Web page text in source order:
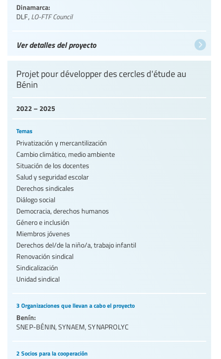
Dinamarca:
DLF, LO-FTF Council
Ver detalles del proyecto
2022 – 2025
Projet pour développer des cercles d'étude au
Bénin
Temas
Privatización y mercantilización
Cambio climático, medio ambiente
Situación de los docentes
Salud y seguridad escolar
Derechos sindicales
Diálogo social
Democracia, derechos humanos
Género e inclusión
Miembros jóvenes
Derechos del/de la niño/a, trabajo infantil
Renovación sindical
Sindicalización
Unidad sindical
3 Organizaciones que llevan a cabo el proyecto
Benín:
SNEP-BÉNIN, SYNAEM,SYNAPROLYC
2 Socios para la cooperación